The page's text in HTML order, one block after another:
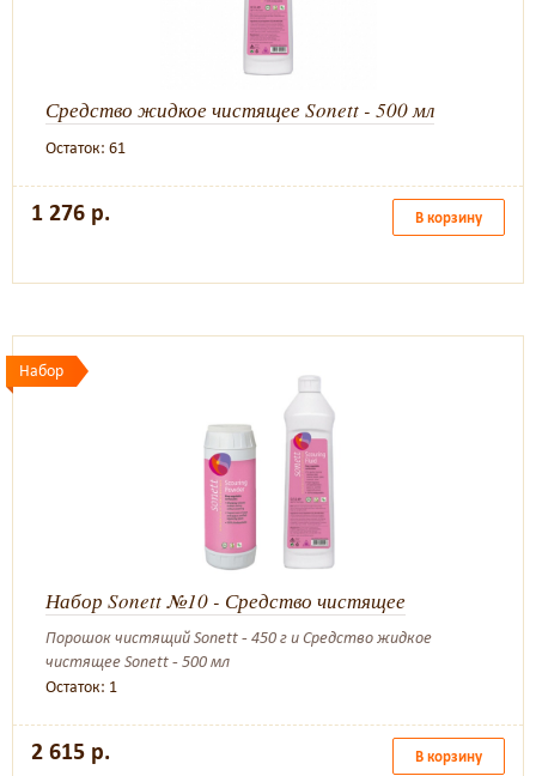
Средство жидкое чистящее Sonett - 500 мл
Остаток: 61
1 276 р. В корзину
Набор
Набор Sonett №10 - Средство чистящее
Порошок чистящий Sonett - 450 г и Средство жидкое
чистящее Sonett - 500 мл
Остаток: 1
2 615 р. В корзину